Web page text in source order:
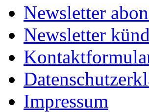
Newsletter
Newsletter
Impressum